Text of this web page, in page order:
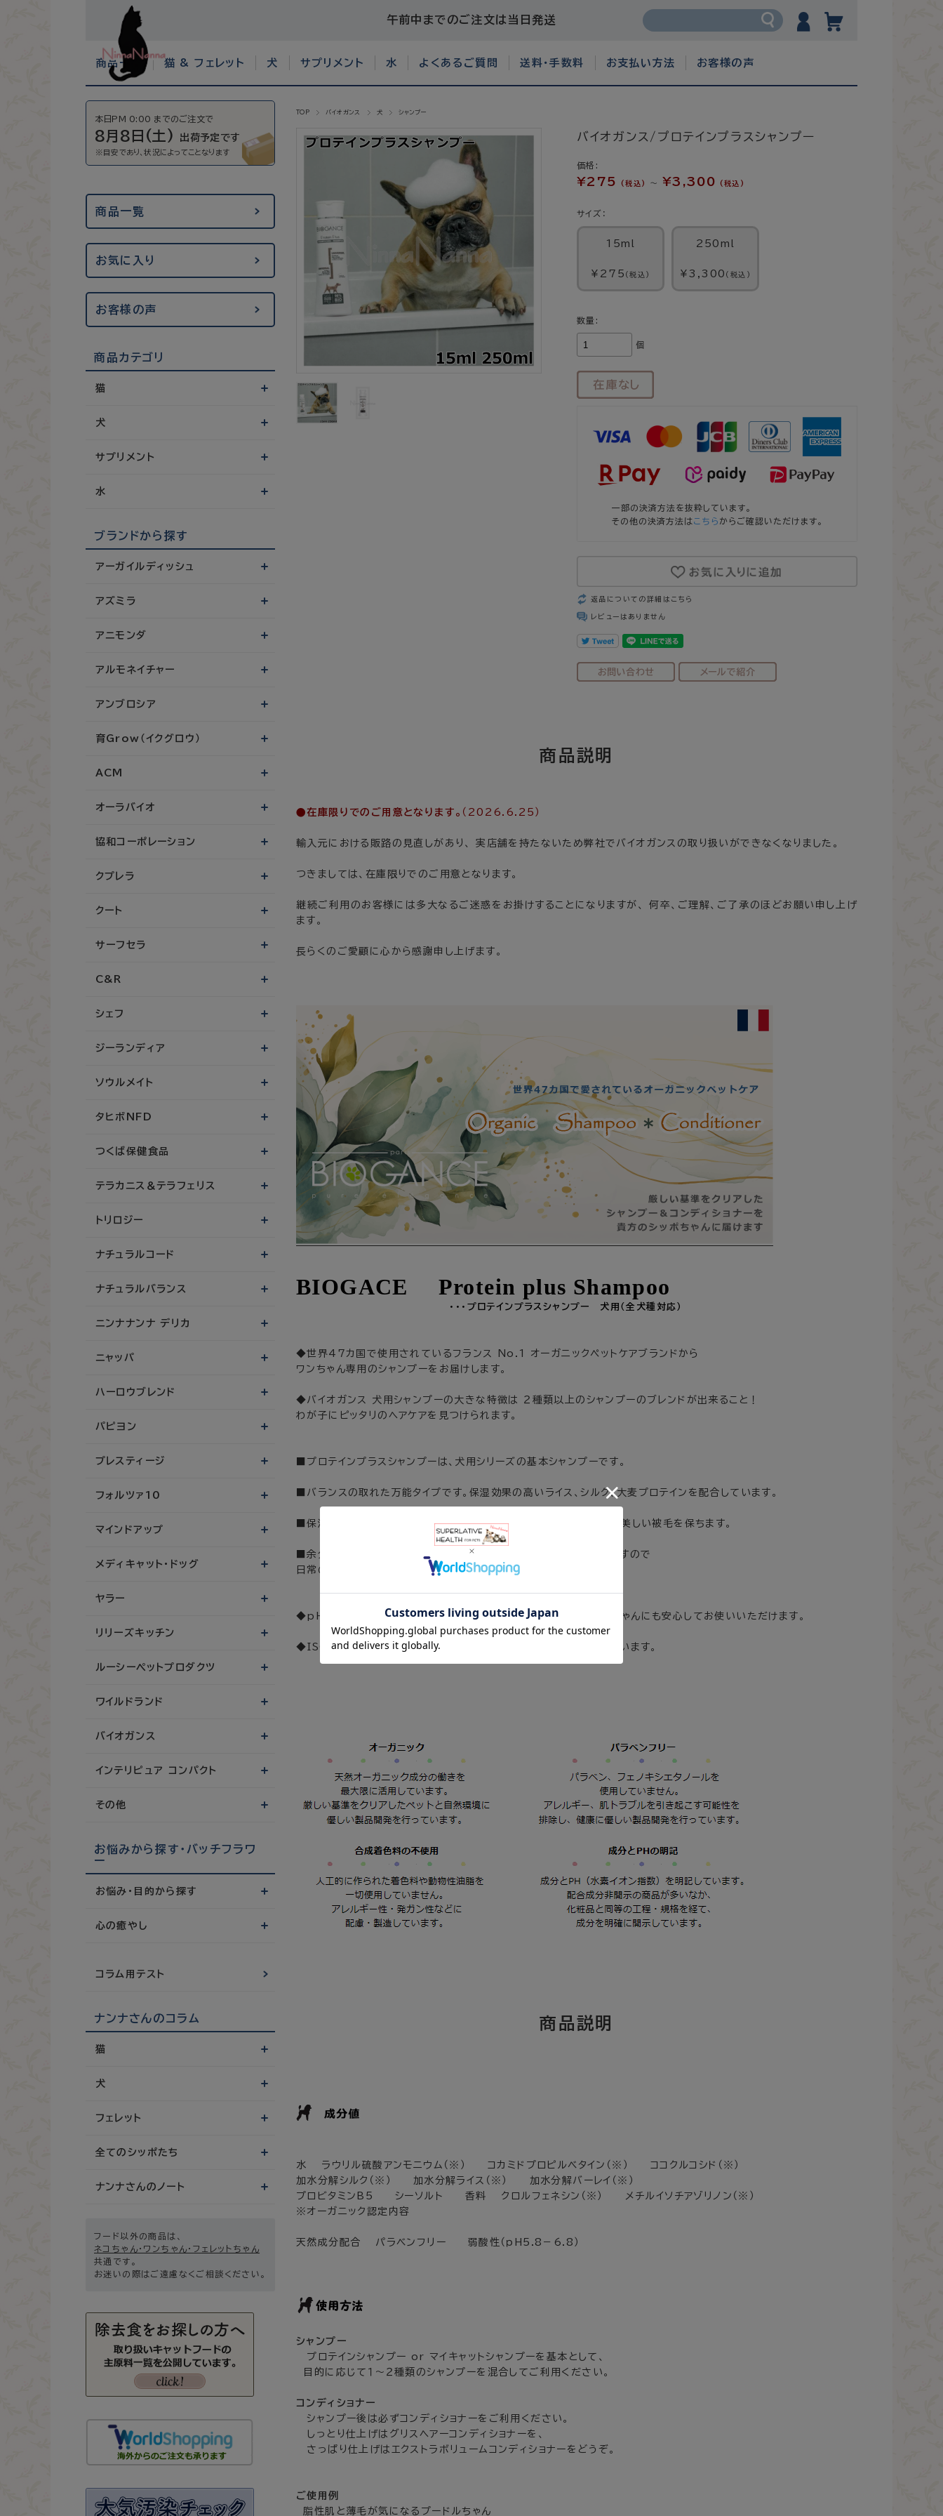
午前中までのご注文は当日発送
商品一覧 猫 & フェレット 犬 サプリメント 水 よくあるご質問 送料・手数料 お支払い方法 お客様の声
TOP バイオガンス 犬 シャンプー
バイオガンス/プロテインプラスシャンプー
価格:
¥275 (税込) ～ ¥3,300 (税込)
サイズ：
15ml
¥275 (税込)
250ml
¥3,300 (税込)
数量:
個
一部の決済方法を抜粋しています。
その他の決済方法はこちら からご確認いただけます。
返品についての詳細はこちら
レビューはありません
●在庫限りでのご用意となります。 （2026.6.25）
輸入元における販路の見直しがあり、 実店舗を持たないため弊社でバイオガンスの取り扱いができなくなりました。
つきましては、在庫限りでのご用意となります。
継続ご利用のお客様には多大なるご迷惑をお掛けすることになりますが、 何卒、ご理解、ご了承のほどお願い申し上げ
ます。
長らくのご愛顧に心から感謝申し上げます。
BIOGACE Protein plus Shampoo
・・・プロテインプラスシャンプー 犬用（全犬種対応）
◆世界47カ国で使用されているフランス No.1 オーガニックペットケアブランド​から
ワンちゃん専用のシャンプーをお届けします。
◆バイオガンス 犬用シャンプーの大きな特徴は ２種類以上のシャンプーのブレンドが出来ること！
わが子にピッタリのヘアケアを見つけられます。
■プロテインプラスシャンプーは、犬用シリーズの基本シャンプーです。
■バランスの取れた万能タイプです。保湿効果の高いライス、シルク、大麦プロテインを配合しています。
■保湿・補修・保護のトリプルアクションで、しっとりと滑らか肌触りの美しい被毛を保ちます。
■余分な皮脂や汚れを落としながら、栄養補給と水分補給してくれますので
日常のお手入れにもダメージヘア対策にもお薦めします。
◆pHバランスのとれた低刺激配合により、皮膚がデリケートなワンちゃんにも安心してお使いいただけます。
◆ISO 22716を取得したフランス自社内工場で丁寧に製造されています。
水 ラウリル硫酸アンモニウム（※） コカミドプロピルベタイン（※） ココクルコシド（※）
加水分解シルク（※） 加水分解ライス（※） 加水分解バーレイ（※）
プロビタミンB5 シーソルト 香料 クロルフェネシン（※） メチルイソチアゾリノン（※）
※オーガニック認定内容
天然成分配合 パラベンフリー 弱酸性（ｐH5.8－6.8）
シャンプー
プロテインシャンプー or マイキャットシャンプーを基本として、
目的に応じて１～２種類のシャンプーを混合してご利用ください。
コンディショナー
シャンプー後は必ずコンディショナーをご利用ください。
しっとり仕上げはグリスヘアーコンディショナーを、
さっぱり仕上げはエクストラボリュームコンディショナーをどうぞ。
ご使用例
脂性肌と薄毛が気になるプードルちゃん
本日PM 0:00 までのご注文で
8月8日(土) 出荷予定です
商品一覧
お気に入り
お客様の声
商品カテゴリ
猫
犬
サプリメント
水
ブランドから探す
アーガイルディッシュ
アズミラ
アニモンダ
アルモネイチャー
アンブロシア
育Grow（イクグロウ）
ACM
オーラバイオ
協和コーポレーション
クプレラ
クート
サーフセラ
C&R
シェフ
ジーランディア
ソウルメイト
タヒボNFD
つくば保健食品
テラカニス＆テラフェリス
トリロジー
ナチュラルコード
ナチュラルバランス
ニンナナンナ デリカ
ニャッパ
ハーロウブレンド
パピヨン
プレスティージ
フォルツァ10
マインドアップ
メディキャット・ドッグ
ヤラー
リリーズキッチン
ルーシーペットプロダクツ
ワイルドランド
バイオガンス
インテリピュア コンパクト
その他
お悩みから探す・バッチフラワ
ー
お悩み・目的から探す
心の癒やし
コラム用テスト
ナンナさんのコラム
猫
犬
フェレット
全てのシッポたち
ナンナさんのノート
フード以外の商品は、
ネコちゃん・ワンちゃん・フェレットちゃん
共通です。
お迷いの際はご遠慮なくご相談ください。